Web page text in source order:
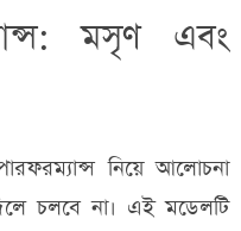
মসৃণ এবং
নিয়ে আলোচনা
চলবে না। এই মডেলটি